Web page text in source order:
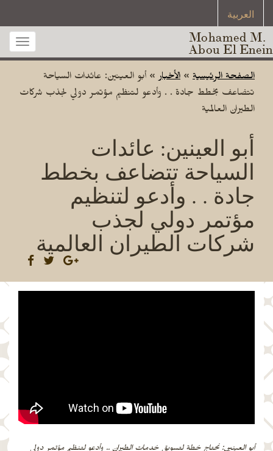
العربية
Mohamed M.
Abou El Enein
الصفحة الرئيسية » الأخبار» أبو العينين: عائدات السياحة
تتضاعف بخطط جادة . . وأدعو لتنظيم مؤتمر دولي لجذب شركات
الطيران العالمية
أبو العينين: عائدات
السياحة تتضاعف بخطط
جادة . . وأدعو لتنظيم
مؤتمر دولي لجذب
شركات الطيران العالمية